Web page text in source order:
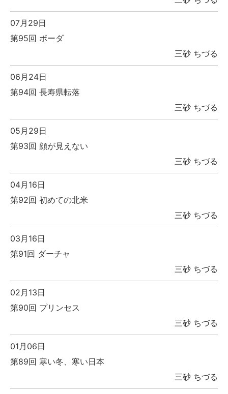
07月29日
第95回 ボーダ
三砂 ちづる
06月24日
第94回 長寿県転落
三砂 ちづる
05月29日
第93回 顔が見えない
三砂 ちづる
04月16日
第92回 初めての北米
三砂 ちづる
03月16日
第91回 ダーチャ
三砂 ちづる
02月13日
第90回 プリンセス
三砂 ちづる
01月06日
第89回 寒い冬、寒い日本
三砂 ちづる